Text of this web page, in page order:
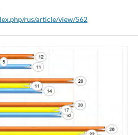
rus/article/view/562